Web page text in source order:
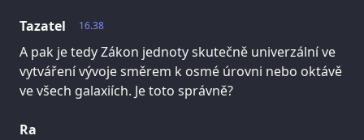
16.38
Tazatel
A pak je tedy Zákon jednoty skutečně univerzální ve
vytváření vývoje směrem k osmé úrovni nebo oktávě
ve všech galaxiích. Je toto správně?
Ra